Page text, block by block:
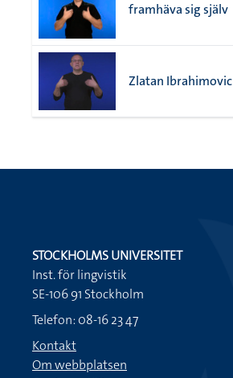
framhäva sig själv
Zlatan Ibrahimovic
STOCKHOLMS UNIVERSITET
Inst. för lingvistik
SE-106 91 Stockholm
Telefon: 08-16 23 47
Kontakt
Om webbplatsen